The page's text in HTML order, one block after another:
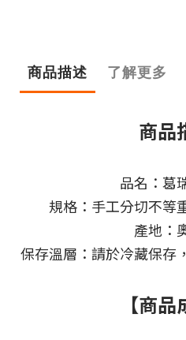
商品描述 了解更多
商品
品名：葛
規格：手工分切不等
產地：
保存溫層：請於冷藏保存
【商品